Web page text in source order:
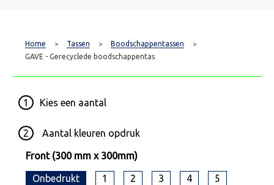
Home > Tassen > Boodschappentassen >
GAVE - Gerecyclede boodschappentas
1 Kies een aantal
2 Aantal kleuren opdruk
Front (300 mm x 300mm)
Onbedrukt 1 2 3 4 5